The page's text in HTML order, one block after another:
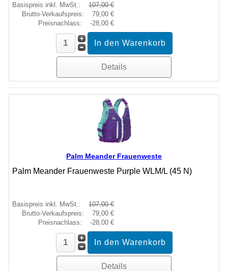
Basispreis inkl. MwSt.:
107,00 €
Brutto-Verkaufspreis:
79,00 €
Preisnachlass:
-28,00 €
Details
Palm Meander Frauenweste
Palm Meander Frauenweste Purple WLM/L (45 N)
Basispreis inkl. MwSt.:
107,00 €
Brutto-Verkaufspreis:
79,00 €
Preisnachlass:
-28,00 €
Details